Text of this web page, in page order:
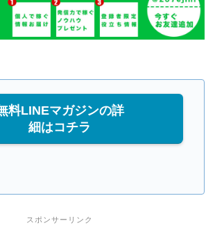
料LINEマガジンの詳
細はコチラ
スポンサーリンク